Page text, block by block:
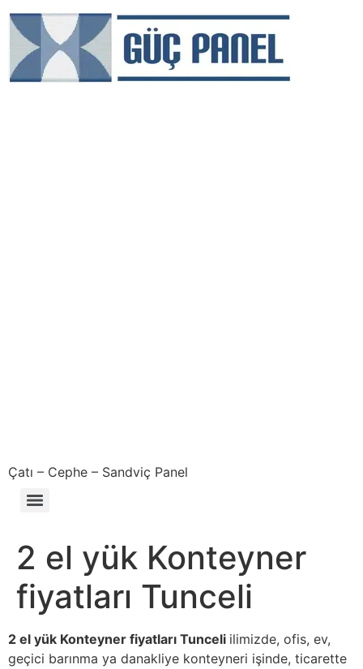
Çatı – Cephe – Sandviç Panel
2 el yük Konteyner
fiyatları Tunceli
2 el yük Konteyner fiyatları Tunceli ilimizde, ofis, ev,
geçici barınma ya danakliye konteyneri işinde, ticarette